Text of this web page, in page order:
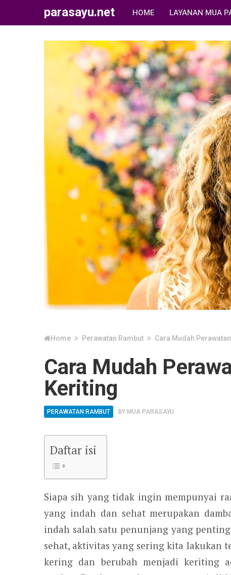
parasayu.net HOME LAYANAN MUA
Home Perawatan Rambut Cara Mudah
Cara Mudah
Keriting
PERAWATAN RAMBUT BY MUA PARASAYU
Daftar isi
Siapa sih yang tidak ingin mempunyai
yang indah dan sehat merupakan
indah salah satu penunjang yang
sehat, aktivitas yang sering kita lakukan
kering dan berubah menjadi keriting